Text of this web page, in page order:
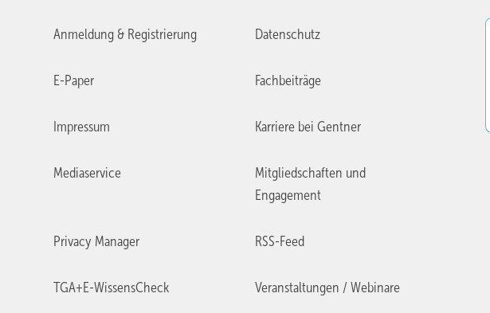
Anmeldung & Registrierung Datenschutz
E-Paper Fachbeiträge
Impressum Karriere bei Gentner
Mediaservice
Mitgliedschaften und
Engagement
Privacy Manager RSS-Feed
TGA+E-WissensCheck Veranstaltungen / Webinare